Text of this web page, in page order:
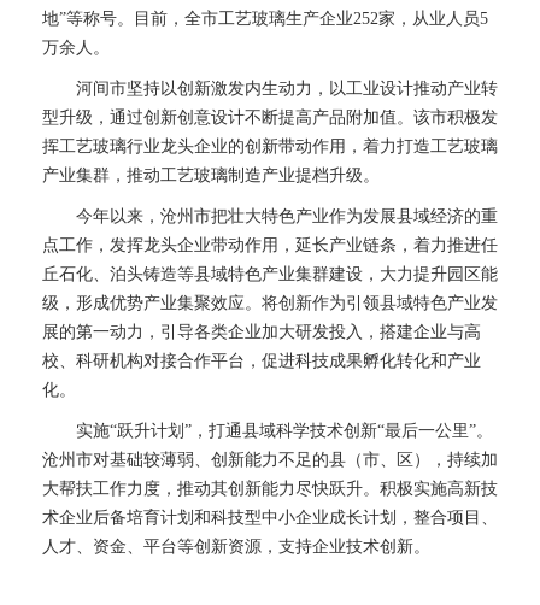
地”等称号。目前，全市工艺玻璃生产企业252家，从业人员5
万余人。
河间市坚持以创新激发内生动力，以工业设计推动产业转
型升级，通过创新创意设计不断提高产品附加值。该市积极发
挥工艺玻璃行业龙头企业的创新带动作用，着力打造工艺玻璃
产业集群，推动工艺玻璃制造产业提档升级。
今年以来，沧州市把壮大特色产业作为发展县域经济的重
点工作，发挥龙头企业带动作用，延长产业链条，着力推进任
丘石化、泊头铸造等县域特色产业集群建设，大力提升园区能
级，形成优势产业集聚效应。将创新作为引领县域特色产业发
展的第一动力，引导各类企业加大研发投入，搭建企业与高
校、科研机构对接合作平台，促进科技成果孵化转化和产业
化。
实施“跃升计划”，打通县域科学技术创新“最后一公里”。
沧州市对基础较薄弱、创新能力不足的县（市、区），持续加
大帮扶工作力度，推动其创新能力尽快跃升。积极实施高新技
术企业后备培育计划和科技型中小企业成长计划，整合项目、
人才、资金、平台等创新资源，支持企业技术创新。